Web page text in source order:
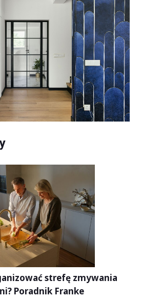
strefę zmywania
Poradnik Franke